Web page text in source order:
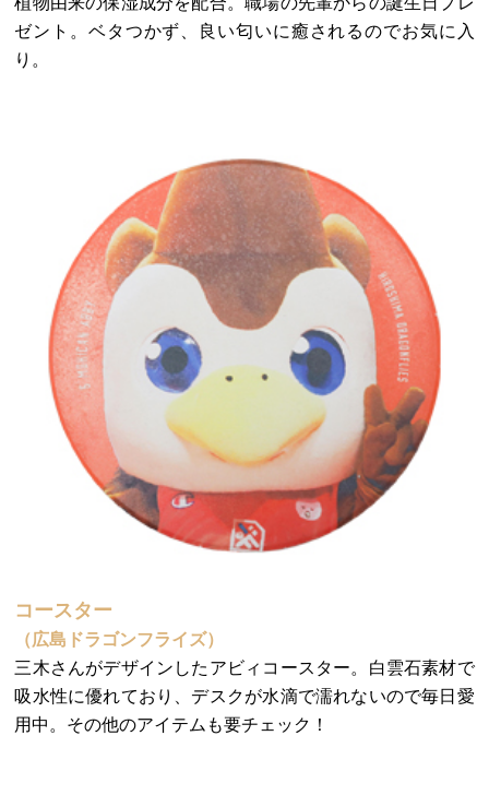
ゼント。ベタつかず、良い匂いに癒されるのでお気に入
り。
コースター
（広島ドラゴンフライズ）
三木さんがデザインしたアビィコースター。白雲石素材で
吸水性に優れており、デスクが水滴で濡れないので毎日愛
用中。その他のアイテムも要チェック！